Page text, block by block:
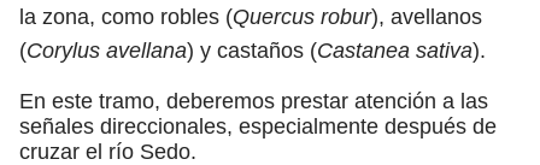
la zona, como robles (Quercus robur), avellanos
(Corylus avellana) y castaños (Castanea sativa).
En este tramo, deberemos prestar atención a las
señales direccionales, especialmente después de
cruzar el río Sedo.